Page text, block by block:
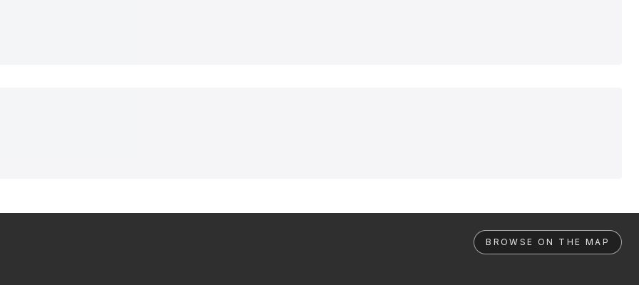
BROWSE ON THE MAP